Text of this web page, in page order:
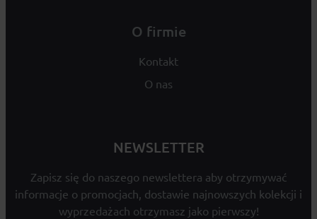
O firmie
Kontakt
O nas
NEWSLETTER
Zapisz się do naszego newslettera aby otrzymywać
informacje o promocjach, dostawie najnowszych kolekcji i
wyprzedażach otrzymasz jako pierwszy!